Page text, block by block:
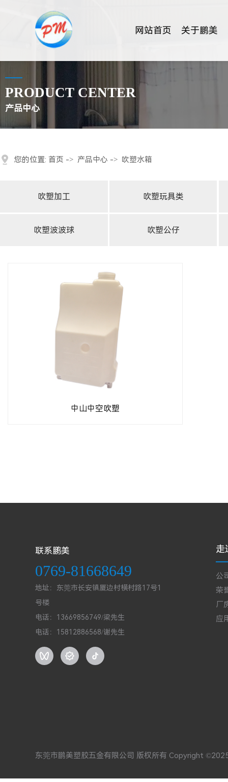
网站首页 关于鹏美
PRODUCT CENTER
产品中心
您的位置: 首页 -> 产品中心 -> 吹塑水箱
吹塑加工 吹塑玩具类
吹塑波波球 吹塑公仔
中山中空吹塑
联系鹏美
0769-81668649
地址：东莞市长安镇厦边村横村路17号1
号楼
电话：13669856749/梁先生
电话：15812886568/谢先生
走
公
荣
厂
应
东莞市鹏美塑胶五金有限公司 版权所有 Copyright